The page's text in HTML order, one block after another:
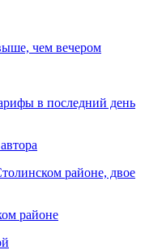
чем вечером
в последний день
районе, двое
районе